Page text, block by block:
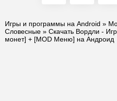
Игры и программы на Android »
Словесные » Скачать Вордли -
монет] + [MOD Меню] на Андроид